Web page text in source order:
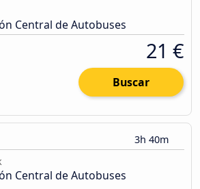
Central de Autobuses
21 €
Buscar
3h 40m
Central de Autobuses